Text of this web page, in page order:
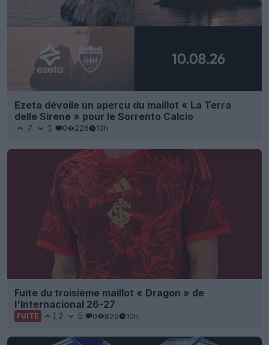
Ezeta dévoile un aperçu du maillot « La Terra
delle Sirene » pour le Sorrento Calcio
7 1 0 226 10h
Fuite du troisième maillot « Dragon » de
l'Internacional 26-27
FUITE 12 5 0 829 10h